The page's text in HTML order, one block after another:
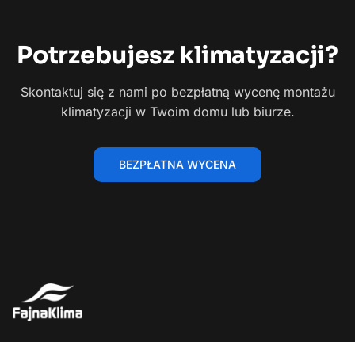
Potrzebujesz klimatyzacji?
Skontaktuj się z nami po bezpłatną wycenę montażu
klimatyzacji w Twoim domu lub biurze.
BEZPŁATNA WYCENA